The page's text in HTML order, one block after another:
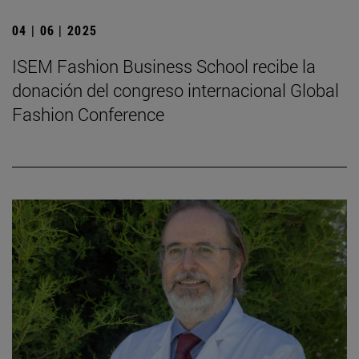
04 | 06 | 2025
ISEM Fashion Business School recibe la
donación del congreso internacional Global
Fashion Conference